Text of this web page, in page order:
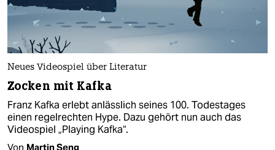
Neues Videospiel über Literatur
Zocken mit Kafka
Franz Kafka erlebt anlässlich seines 100. Todestages
einen regelrechten Hype. Dazu gehört nun auch das
Videospiel „Playing Kafka“.
Von Martin Seng